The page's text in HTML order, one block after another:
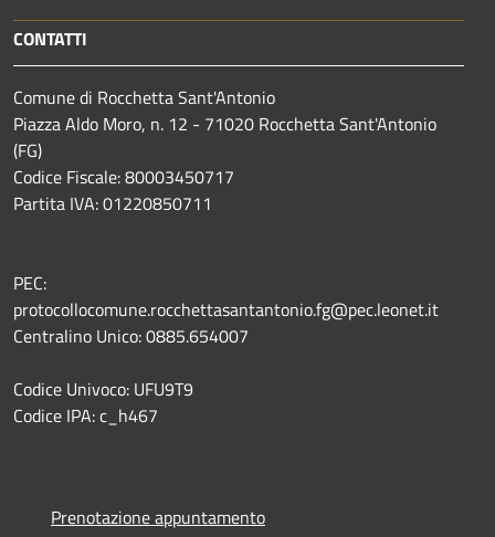
CONTATTI
Comune di Rocchetta Sant'Antonio
Piazza Aldo Moro, n. 12 - 71020 Rocchetta Sant'Antonio
(FG)
Codice Fiscale: 80003450717
Partita IVA: 01220850711
PEC:
protocollocomune.rocchettasantantonio.fg@pec.leonet.it
Centralino Unico: 0885.654007
Codice Univoco: UFU9T9
Codice IPA: c_h467
Prenotazione appuntamento